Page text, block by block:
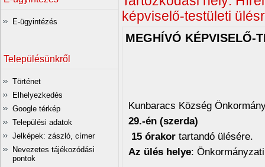
E-ügyintézés
Településünkről
Történet
Elhelyezkedés
Google térkép
Települési adatok
Jelképek: zászló, címer
Nevezetes tájékozódási
pontok
képviselő-testületi
MEGHÍVÓ KÉPVISELŐ-
Kunbaracs Község
29.-én (szerda)
15 órakor tartandó ülésére.
Az ülés helye: